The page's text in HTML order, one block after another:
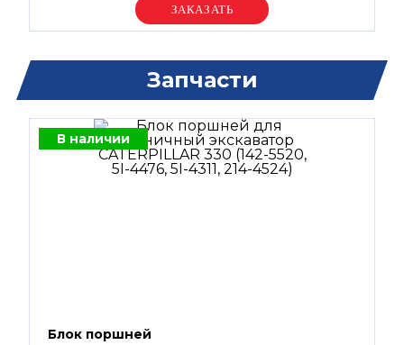
Уточняйте цену
Запчасти
В наличии
Блок поршней